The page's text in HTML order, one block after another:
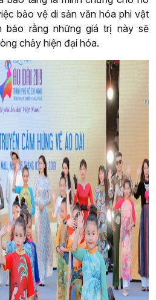
bảo vệ di sản văn hóa phi vật
bảo rằng những giá trị này sẽ
chảy hiện đại hóa.